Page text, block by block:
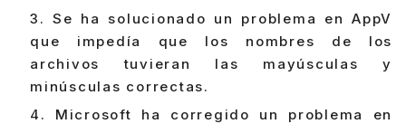
Se ha solucionado un problema en AppV
que impedía que los nombres de los
archivos tuvieran las mayúsculas y
minúsculas correctas.
Microsoft ha corregido un problema en